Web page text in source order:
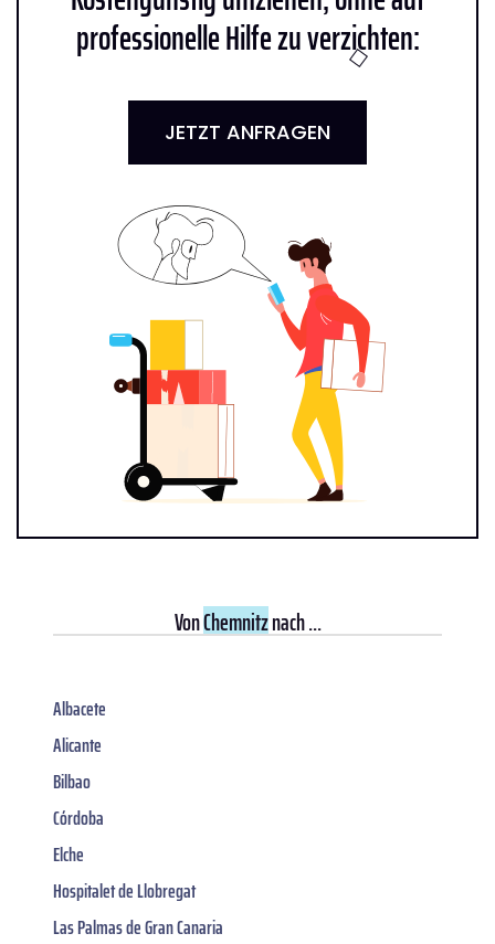
professionelle Hilfe zu verzichten:
JETZT ANFRAGEN
VonChemnitznach ...
Albacete
Alicante
Bilbao
Córdoba
Elche
Hospitalet de Llobregat
Las Palmas de Gran Canaria